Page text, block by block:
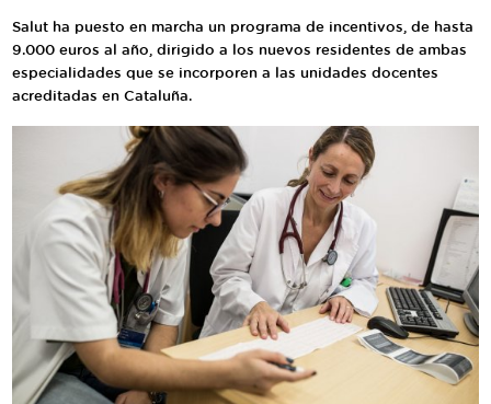
Salut ha puesto en marcha un programa de incentivos, de hasta
9.000 euros al año, dirigido a los nuevos residentes de ambas
especialidades que se incorporen a las unidades docentes
acreditadas en Cataluña.